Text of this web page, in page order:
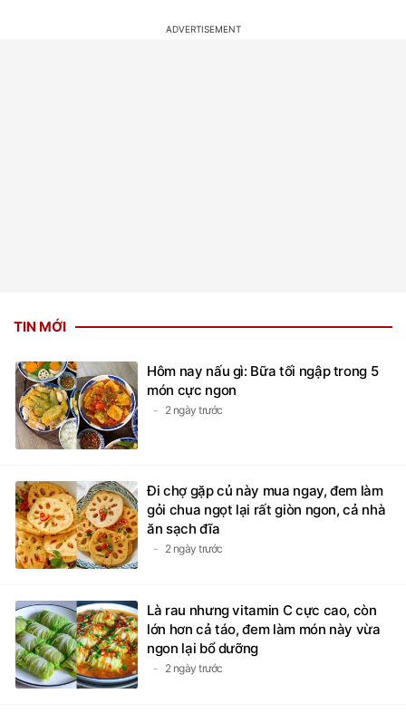
TIN MỚI
Hôm nay nấu gì: Bữa tối ngập trong 5
món cực ngon
2 ngày trước
Đi chợ gặp củ này mua ngay, đem làm
gỏi chua ngọt lại rất giòn ngon, cả nhà
ăn sạch đĩa
2 ngày trước
Là rau nhưng vitamin C cực cao, còn
lớn hơn cả táo, đem làm món này vừa
ngon lại bổ dưỡng
2 ngày trước